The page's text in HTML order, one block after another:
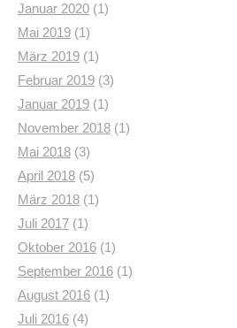
Januar 2020 (1)
Mai 2019 (1)
März 2019 (1)
Februar 2019 (3)
Januar 2019 (1)
November 2018 (1)
Mai 2018 (3)
April 2018 (5)
März 2018 (1)
Juli 2017 (1)
Oktober 2016 (1)
September 2016 (1)
August 2016 (1)
Juli 2016 (4)